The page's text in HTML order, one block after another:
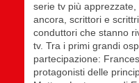
serie tv più
ancora, scrittori e
conduttori che stanno
tv. Tra i primi grandi
partecipazione:
protagonisti delle